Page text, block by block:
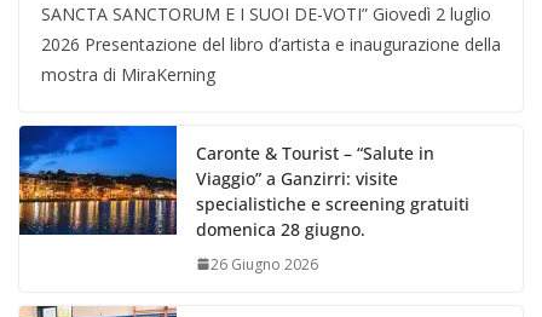
SANCTA SANCTORUM E I SUOI DE-VOTI” Giovedì 2 luglio
2026 Presentazione del libro d’artista e inaugurazione della
mostra di MiraKerning
Caronte & Tourist – “Salute in
Viaggio” a Ganzirri: visite
specialistiche e screening gratuiti
domenica 28 giugno.
26 Giugno 2026